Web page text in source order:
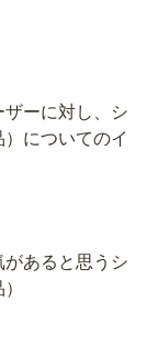
ーに対し、シ
についてのイ
あると思うシ